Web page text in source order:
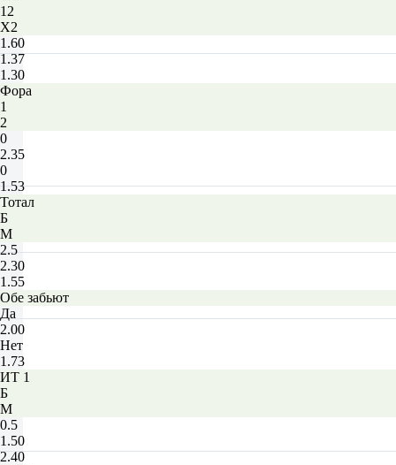
12
X2
1.60
1.37
1.30
Фора
1
2
0
2.35
0
1.53
Тотал
Б
М
2.5
2.30
1.55
Обе забьют
Да
2.00
Нет
1.73
ИТ 1
Б
М
0.5
1.50
2.40